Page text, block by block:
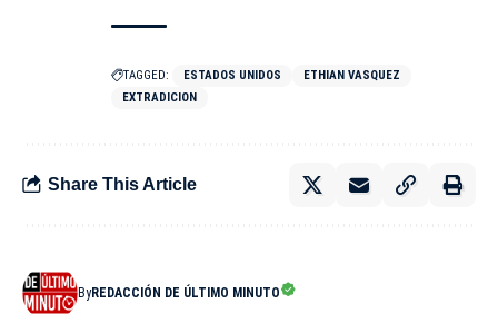
TAGGED: ESTADOS UNIDOS
ETHIAN VASQUEZ
EXTRADICION
Share This Article
ByREDACCIÓN DE ÚLTIMO MINUTO